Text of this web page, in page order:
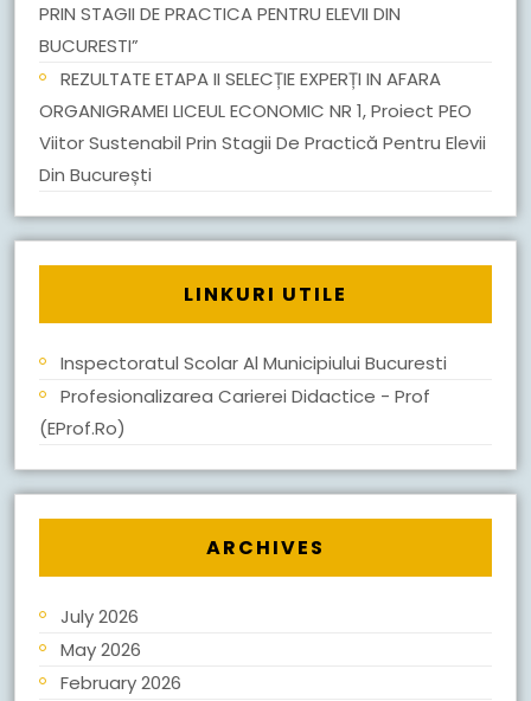
PRIN STAGII DE PRACTICA PENTRU ELEVII DIN
BUCURESTI”
REZULTATE ETAPA II SELECȚIE EXPERȚI IN AFARA
ORGANIGRAMEI LICEUL ECONOMIC NR 1, Proiect PEO
Viitor Sustenabil Prin Stagii De Practică Pentru Elevii
Din București
LINKURI UTILE
Inspectoratul Scolar Al Municipiului Bucuresti
Profesionalizarea Carierei Didactice - Prof
(eProf.ro)
ARCHIVES
July 2026
May 2026
February 2026